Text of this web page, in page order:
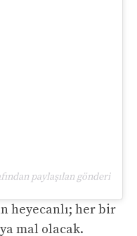
paylaşılan gönderi
heyecanlı; her bir
mal olacak.